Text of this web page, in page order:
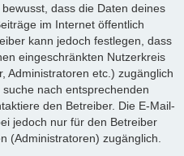
dass die Daten deines
im Internet öffentlich
kann jedoch festlegen, dass
eingeschränkten Nutzerkreis
Administratoren etc.) zugänglich
nach entsprechenden
den Betreiber. Die E-Mail-
jedoch nur für den Betreiber
(Administratoren) zugänglich.